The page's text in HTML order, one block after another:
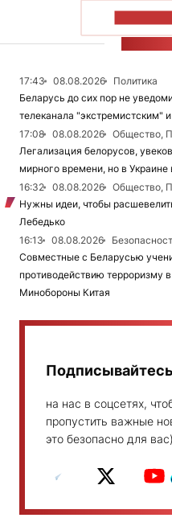
17:43 08.08.2026
Политика
Беларусь до сих пор не
телеканала "экстремистским"
17:08
08.08.2026
Общество,
Легализация белорусов,
мирного времени, но в
16:32
08.08.2026
Общество,
Нужны идеи, чтобы
Лебедько
16:13
08.08.2026
Совместные с Беларусью
противодействию терроризму
Минобороны Китая
Подписывайтесь
на нас в соцсетях,
пропустить важные
это безопасно для вас)